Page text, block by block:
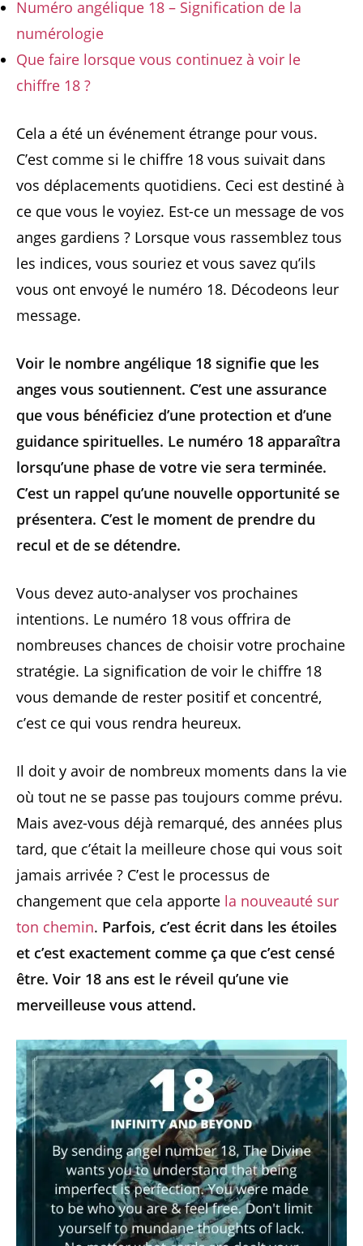
Numéro angélique 18 – Signification de la
numérologie
Que faire lorsque vous continuez à voir le
chiffre 18 ?
Cela a été un événement étrange pour vous.
C’est comme si le chiffre 18 vous suivait dans
vos déplacements quotidiens. Ceci est destiné à
ce que vous le voyiez. Est-ce un message de vos
anges gardiens ? Lorsque vous rassemblez tous
les indices, vous souriez et vous savez qu’ils
vous ont envoyé le numéro 18. Décodeons leur
message.
Voir le nombre angélique 18 signifie que les
anges vous soutiennent. C’est une assurance
que vous bénéficiez d’une protection et d’une
guidance spirituelles. Le numéro 18 apparaîtra
lorsqu’une phase de votre vie sera terminée.
C’est un rappel qu’une nouvelle opportunité se
présentera. C’est le moment de prendre du
recul et de se détendre.
Vous devez auto-analyser vos prochaines
intentions. Le numéro 18 vous offrira de
nombreuses chances de choisir votre prochaine
stratégie. La signification de voir le chiffre 18
vous demande de rester positif et concentré,
c’est ce qui vous rendra heureux.
Il doit y avoir de nombreux moments dans la vie
où tout ne se passe pas toujours comme prévu.
Mais avez-vous déjà remarqué, des années plus
tard, que c’était la meilleure chose qui vous soit
jamais arrivée ? C’est le processus de
changement que cela apporte la nouveauté sur
ton chemin. Parfois, c’est écrit dans les étoiles
et c’est exactement comme ça que c’est censé
être. Voir 18 ans est le réveil qu’une vie
merveilleuse vous attend.